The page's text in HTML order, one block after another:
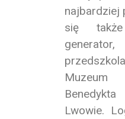
najbardziej
się
Muzeum
Lwowie.